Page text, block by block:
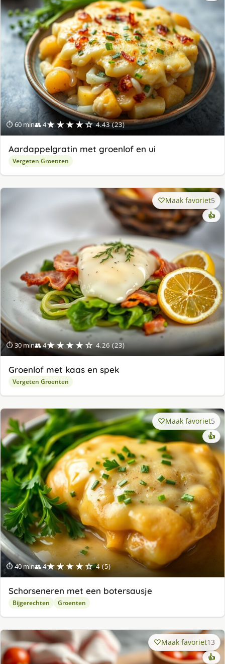
⏱ 60 min👥 4★★★★☆ 4.43 (23)
Aardappelgratin met groenlof en ui
Vergeten Groenten
⏱ 30 min👥 4★★★★☆ 4.26 (23)
Maak favoriet5
👍
Groenlof met kaas en spek
Vergeten Groenten
⏱ 40 min👥 4★★★★☆ 4 (5)
Maak favoriet5
👍
Schorseneren met een botersausje
Bijgerechten Groenten
Maak favoriet13
👍